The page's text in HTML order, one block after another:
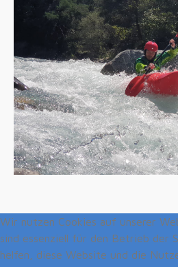
Wir nutzen Cookies auf unserer
sind essenziell für den Betrieb der
helfen, diese Website und die